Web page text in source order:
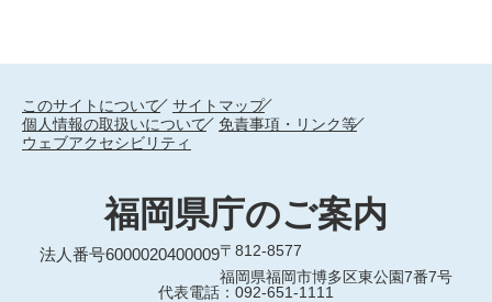
このサイトについて
サイトマップ
個人情報の取扱いについて
免責事項・リンク等
ウェブアクセシビリティ
福岡県庁のご案内
法人番号6000020400009〒812-8577
福岡県福岡市博多区東公園7番7号
代表電話：092-651-1111